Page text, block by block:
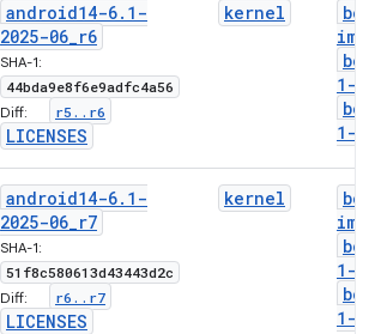
android14-6. 1-
2025-06_r6
SHA-1:
44bda9e8f6e9adfc4a56
Diff: r5 . . r6
LICENSES
kernel
img
1-
1-
android14-6. 1-
2025-06_r7
SHA-1:
51f8c580613d43443d2c
Diff: r6 . . r7
LICENSES
kernel
img
1-
1-